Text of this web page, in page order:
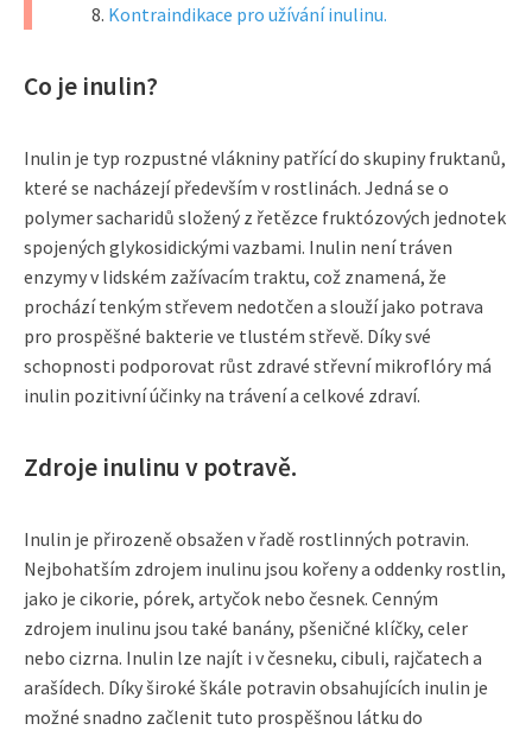
Kontraindikace pro užívání inulinu.
Co je inulin?
Inulin je typ rozpustné vlákniny patřící do skupiny fruktanů,
které se nacházejí především v rostlinách. Jedná se o
polymer sacharidů složený z řetězce fruktózových jednotek
spojených glykosidickými vazbami. Inulin není tráven
enzymy v lidském zažívacím traktu, což znamená, že
prochází tenkým střevem nedotčen a slouží jako potrava
pro prospěšné bakterie ve tlustém střevě. Díky své
schopnosti podporovat růst zdravé střevní mikroflóry má
inulin pozitivní účinky na trávení a celkové zdraví.
Zdroje inulinu v potravě.
Inulin je přirozeně obsažen v řadě rostlinných potravin.
Nejbohatším zdrojem inulinu jsou kořeny a oddenky rostlin,
jako je cikorie, pórek, artyčok nebo česnek. Cenným
zdrojem inulinu jsou také banány, pšeničné klíčky, celer
nebo cizrna. Inulin lze najít i v česneku, cibuli, rajčatech a
arašídech. Díky široké škále potravin obsahujících inulin je
možné snadno začlenit tuto prospěšnou látku do